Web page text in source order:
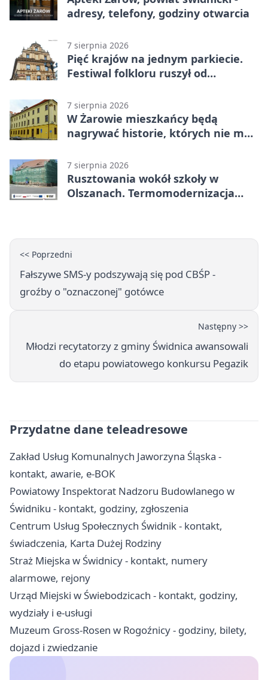
adresy, telefony, godziny otwarcia
7 sierpnia 2026
Pięć krajów na jednym parkiecie.
Festiwal folkloru ruszył od
7 sierpnia 2026
W Żarowie mieszkańcy będą
nagrywać historie, których nie ma
7 sierpnia 2026
Rusztowania wokół szkoły w
Olszanach. Termomodernizacja
<< Poprzedni
Fałszywe SMS-y podszywają się pod CBŚP -
groźby o "oznaczonej" gotówce
Następny >>
Młodzi recytatorzy z gminy Świdnica awansowali
do etapu powiatowego konkursu Pegazik
Przydatne dane teleadresowe
Zakład Usług Komunalnych Jaworzyna Śląska -
kontakt, awarie, e-BOK
Powiatowy Inspektorat Nadzoru Budowlanego w
Świdniku - kontakt, godziny, zgłoszenia
Centrum Usług Społecznych Świdnik - kontakt,
świadczenia, Karta Dużej Rodziny
Straż Miejska w Świdnicy - kontakt, numery
alarmowe, rejony
Urząd Miejski w Świebodzicach - kontakt, godziny,
wydziały i e-usługi
Muzeum Gross-Rosen w Rogoźnicy - godziny, bilety,
dojazd i zwiedzanie